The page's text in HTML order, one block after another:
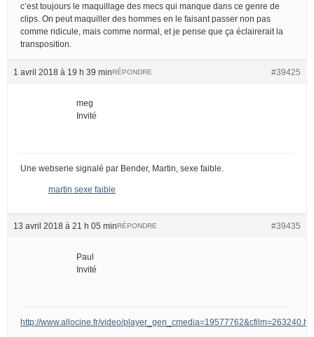
c’est toujours le maquillage des mecs qui manque dans ce genre de
clips. On peut maquiller des hommes en le faisant passer non pas
comme ridicule, mais comme normal, et je pense que ça éclairerait la
transposition.
1 avril 2018 à 19 h 39 min #39425
RÉPONDRE
meg
Invité
Une webserie signalé par Bender, Martin, sexe faible.
martin sexe faible
13 avril 2018 à 21 h 05 min #39435
RÉPONDRE
Paul
Invité
http://www.allocine.fr/video/